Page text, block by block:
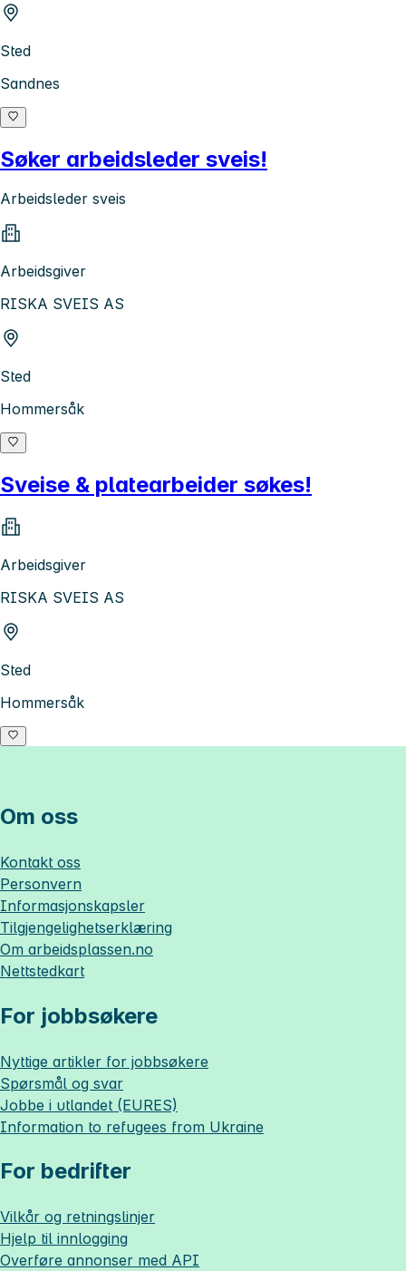
Sted
Sandnes
Søker arbeidsleder sveis!
Arbeidsleder sveis
Arbeidsgiver
RISKA SVEIS AS
Sted
Hommersåk
Sveise & platearbeider søkes!
Arbeidsgiver
RISKA SVEIS AS
Sted
Hommersåk
Om oss
Kontakt oss
Personvern
Informasjonskapsler
Tilgjengelighetserklæring
Om arbeidsplassen.no
Nettstedkart
For jobbsøkere
Nyttige artikler for jobbsøkere
Spørsmål og svar
Jobbe i utlandet (EURES)
Information to refugees from Ukraine
For bedrifter
Vilkår og retningslinjer
Hjelp til innlogging
Overføre annonser med API